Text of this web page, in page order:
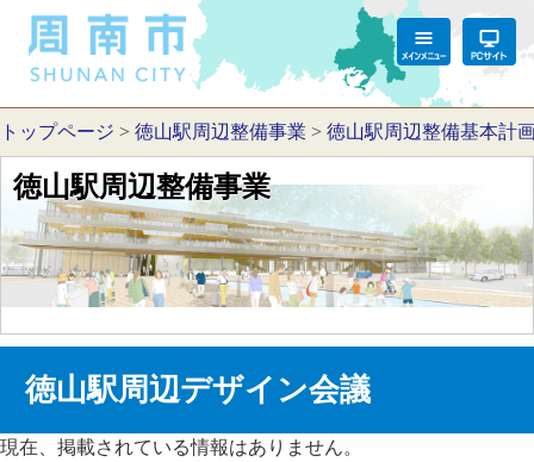
トップページ > 徳山駅周辺整備事業 > 徳山駅周辺整備基本計
徳山駅周辺整備事業
徳山駅周辺デザイン会議
現在、掲載されている情報はありません。